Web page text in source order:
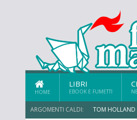
HOME
LIBRI
EBOOK E FUMETTI
ARGOMENTI CALDI: TOM HOLLAND